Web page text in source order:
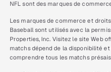
NFL sont des marques de
Les marques de commerce et
Baseball sont utilisés avec la
Properties, Inc. Visitez le site Web
matchs dépend de la disponibilité
comprendre tous les matchs